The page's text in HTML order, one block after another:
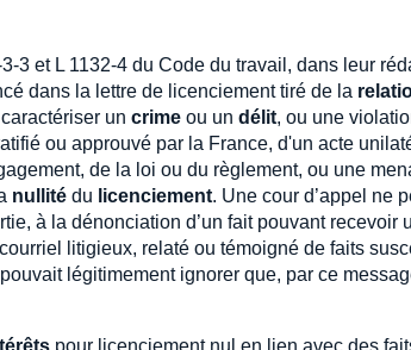
3-3 et L 1132-4 du Code du travail, dans leur
dans la lettre de licenciement tiré de la
un crime ou un délit, ou une
ou approuvé par la France, d'un acte
de la loi ou du règlement, ou une
nullité du licenciement. Une cour d’appel ne
à la dénonciation d’un fait pouvant
litigieux, relaté ou témoigné de faits
légitimement ignorer que, par ce
pour licenciement nul en lien avec des